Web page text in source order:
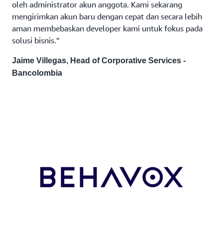
oleh administrator akun anggota. Kami sekarang
mengirimkan akun baru dengan cepat dan secara lebih
aman membebaskan developer kami untuk fokus pada
solusi bisnis.”
Jaime Villegas, Head of Corporative Services -
Bancolombia